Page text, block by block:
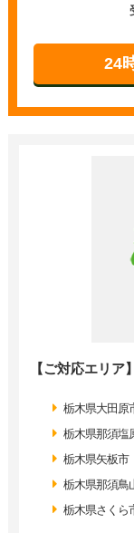
24
【ご対応エリア】
栃木県大田原
栃木県那須塩
栃木県矢板市
栃木県那須鳥
栃木県さくら